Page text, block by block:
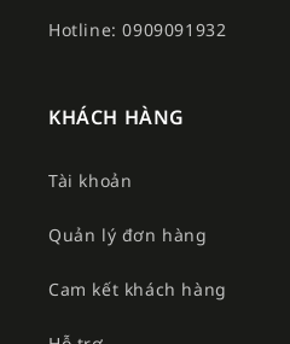
Hotline: 0909091932
KHÁCH HÀNG
Tài khoản
Quản lý đơn hàng
Cam kết khách hàng